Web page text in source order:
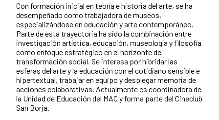
Con formación inicial en teoría e historia del arte, se ha
desempeñado como trabajadora de museos,
especializándose en educación y arte contemporáneo.
Parte de esta trayectoria ha sido la combinación entre
investigación artística, educación, museología y filosofía
como enfoque estratégico en el horizonte de
transformación social. Se interesa por hibridar las
esferas del arte y la educación con el cotidiano sensible e
hipertextual, trabajar en equipo y desplegar memoria de
acciones colaborativas. Actualmente es coordinadora de
la Unidad de Educación del MAC y forma parte del Cineclub
San Borja.